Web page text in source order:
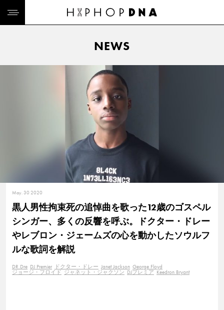
NEWS
May. 30 2020
黒人男性拘束死の追悼曲を歌った12歳のゴスペル
シンガー、多くの反響を呼ぶ。ドクター・ドレー
やレブロン・ジェームズの心を動かしたソウルフ
ルな歌詞を解説
DR.Dre DJ Premier ドクター・ドレー Janet Jackson George Floyd
ジョージ・フロイド ジャネット・ジャクソン DJプレミア Keedron Bryant